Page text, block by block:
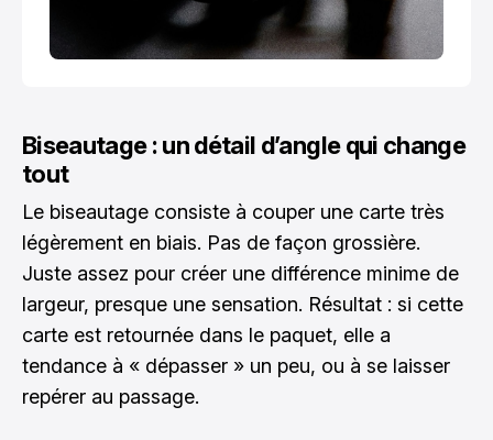
Biseautage : un détail d’angle qui change
tout
Le biseautage consiste à couper une carte très
légèrement en biais. Pas de façon grossière.
Juste assez pour créer une différence minime de
largeur, presque une sensation. Résultat : si cette
carte est retournée dans le paquet, elle a
tendance à « dépasser » un peu, ou à se laisser
repérer au passage.